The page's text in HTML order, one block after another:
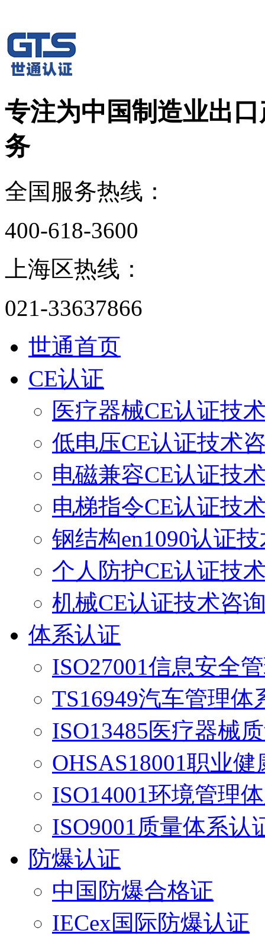
专注为中国制造业出
务
全国服务热线：
400-618-3600
上海区热线：
021-33637866
世通首页
CE认证
医疗器械CE认证技
低电压CE认证技术
电磁兼容CE认证技
电梯指令CE认证技
钢结构en1090认证
个人防护CE认证技
机械CE认证技术咨
体系认证
ISO27001信息安全
TS16949汽车管理体
ISO13485医疗器械
OHSAS18001职业
ISO14001环境管理
ISO9001质量体系认
防爆认证
中国防爆合格证
IECex国际防爆认证